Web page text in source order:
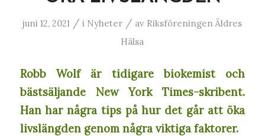
juni 12, 2021 / i Nyheter / av Riksföreningen Äldres
Hälsa
Robb Wolf är tidigare biokemist och
bästsäljande New York Times-skribent.
Han har några tips på hur det går att öka
livslängden genom några viktiga faktorer.